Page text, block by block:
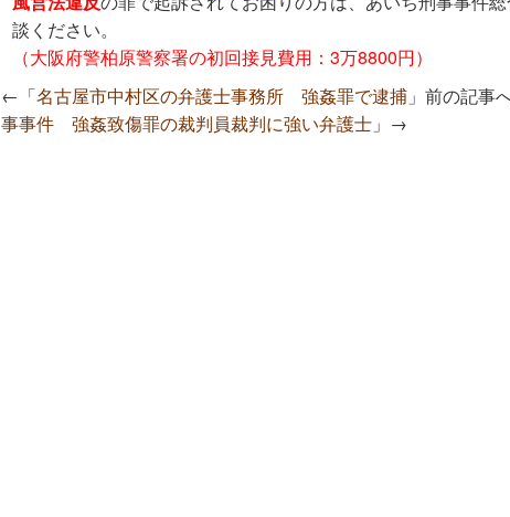
談ください。
（大阪府警柏原警察署の初回接見費用：3万8800円）
←「名古屋市中村区の弁護士事務所 強姦罪で逮捕 」前の記
事事件 強姦致傷罪の裁判員裁判に強い弁護士 」→